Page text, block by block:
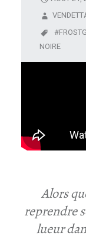
E
T
B
B
NOIRE
Alors
reprendre
lueur